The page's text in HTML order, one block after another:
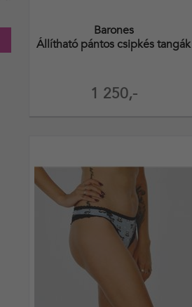
1 250,-
Barones
Állítható pántos csipkés tangák